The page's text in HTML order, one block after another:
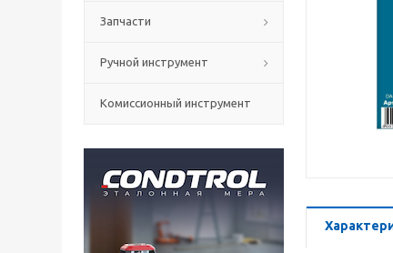
Запчасти
Ручной инструмент
Комиссионный инструмент